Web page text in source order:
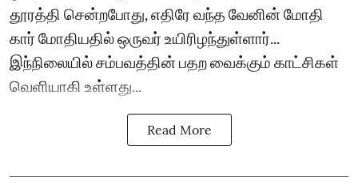
தூரத்தி சென்றபோது, எதிரே வந்த வேனின் மோதி
கார் மோதியதில் ஒருவர் உயிரிழந்துள்ளார்...
இந்நிலையில் சம்பவத்தின் பதற வைக்கும் காட்சிகள்
வெளியாகி உள்ளது...
Read More